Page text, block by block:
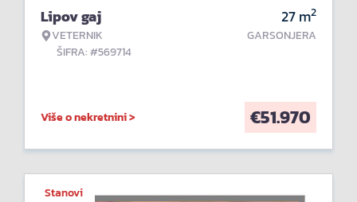
Lipov gaj
VETERNIK
ŠIFRA: #569714
27m2
GARSONJERA
Više o nekretnini > €51.970
Stanovi